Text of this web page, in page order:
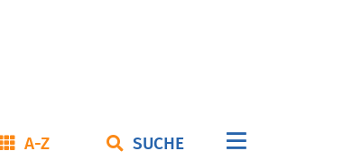
A-Z SUCHE
Navigation